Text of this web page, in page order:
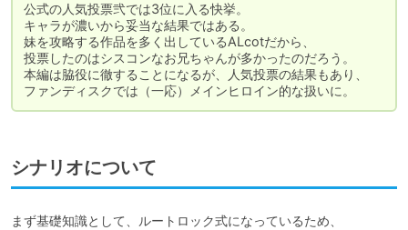
公式の人気投票弐では3位に入る快挙。
キャラが濃いから妥当な結果ではある。
妹を攻略する作品を多く出しているALcotだから、
投票したのはシスコンなお兄ちゃんが多かったのだろう。
本編は脇役に徹することになるが、人気投票の結果もあり、
ファンディスクでは（一応）メインヒロイン的な扱いに。
シナリオについて
まず基礎知識として、ルートロック式になっているため、